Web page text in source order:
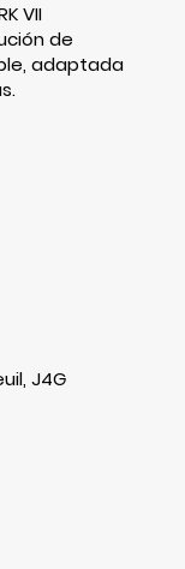
VII
de
adaptada
J4G